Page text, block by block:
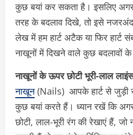
कुछ बयां कर सकता है। इसलिए
तरह के बदलाव दिखे, तो इसे
लेख में हम हार्ट अटैक या फिर हार्ट
नाखूनों में दिखने वाले कुछ बदलावों के
नाखूनों के ऊपर छोटी भूरी-लाल
नाखून(Nails) आपके हार्ट से जुड़ी
कुछ बयां करते हैं। ध्यान रखें कि
छोटी, लाल-भूरी रंग की रेखाएं हैं,